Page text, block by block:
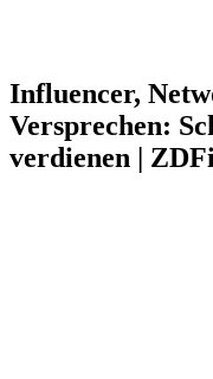
Influencer,
Versprechen:
verdienen |